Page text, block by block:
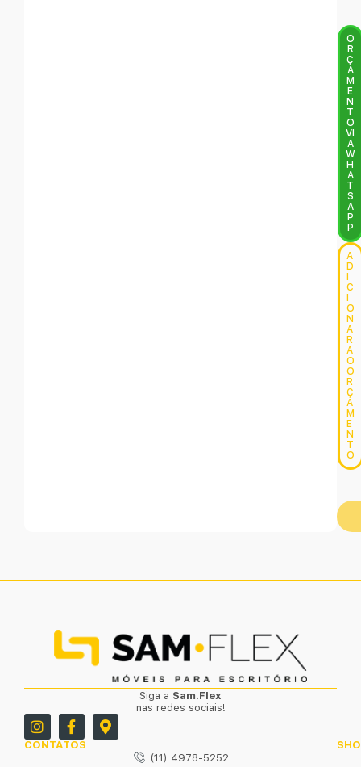
O
R
Ç
A
M
E
N
T
O
VI
A
W
H
A
T
S
A
P
P
A
D
C
O
N
A
R
A
O
O
R
Ç
A
M
E
N
T
O
Siga a Sam.Flex
nas redes sociais!
CONTATOS
(11) 4978-5252